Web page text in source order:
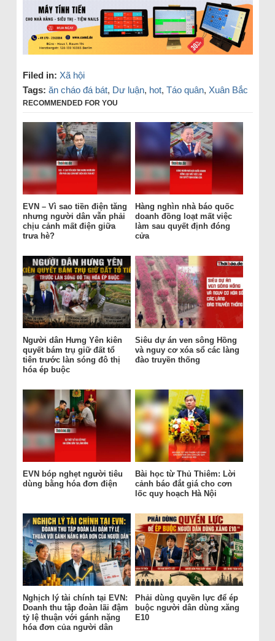
Filed in: Xã hội
Tags: ăn cháo đá bát, Dư luận, hot, Táo quân, Xuân Bắc
RECOMMENDED FOR YOU
EVN – Vì sao tiền điện tăng
nhưng người dân vẫn phải
chịu cảnh mất điện giữa
trưa hè?
Hàng nghìn nhà báo quốc
doanh đồng loạt mất việc
làm sau quyết định đóng
cửa
Người dân Hưng Yên kiên
quyết bám trụ giữ đất tổ
tiên trước làn sóng đô thị
hóa ép buộc
Siêu dự án ven sông Hồng
và nguy cơ xóa sổ các làng
đào truyền thống
EVN bóp nghẹt người tiêu
dùng bằng hóa đơn điện
Bài học từ Thủ Thiêm: Lời
cảnh báo đắt giá cho cơn
lốc quy hoạch Hà Nội
Nghịch lý tài chính tại EVN:
Doanh thu tập đoàn lãi đậm
tỷ lệ thuận với gánh nặng
hóa đơn của người dân
Phải dùng quyền lực để ép
buộc người dân dùng xăng
E10